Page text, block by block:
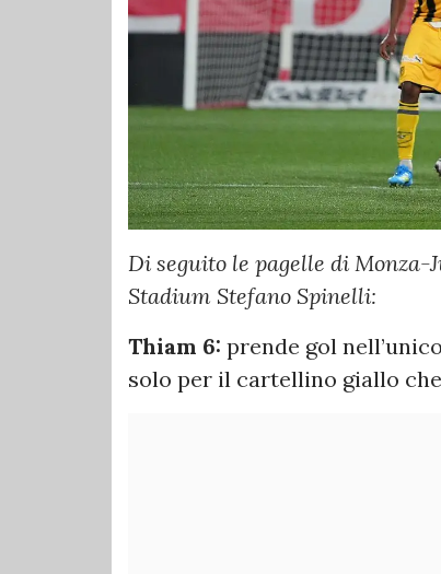
Di seguito le pagelle di
Stadium Stefano Spinelli:
Thiam 6: prende gol
solo per il cartellino giallo